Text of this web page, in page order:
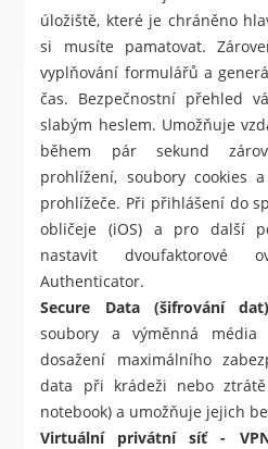
úložiště, které je chráněno
si musíte pamatovat.
vyplňování formulářů a
čas. Bezpečnostní přehled
slabým heslem. Umožňuje
během pár sekund
prohlížení, soubory cookies
prohlížeče. Při přihlášení do
obličeje (iOS) a pro další
nastavit dvoufaktorové
Authenticator.
Secure Data (šifrování dat)
soubory a výměnná
dosažení maximálního
data při krádeži nebo ztrátě
notebook) a umožňuje jejich
Virtuální privátní síť -